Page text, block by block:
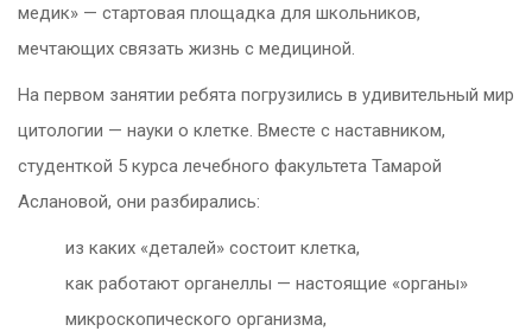
медик» — стартовая площадка для школьников,
мечтающих связать жизнь с медициной.
На первом занятии ребята погрузились в удивительный мир
цитологии — науки о клетке. Вместе с наставником,
студенткой 5 курса лечебного факультета Тамарой
Аслановой, они разбирались:
из каких «деталей» состоит клетка,
как работают органеллы — настоящие «органы»
микроскопического организма,